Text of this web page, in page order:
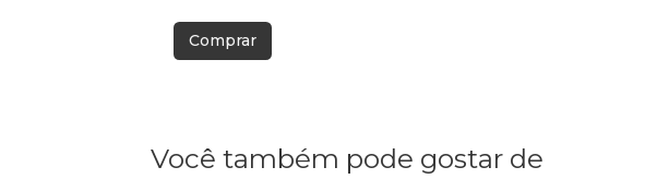
Comprar
Você também pode gostar de